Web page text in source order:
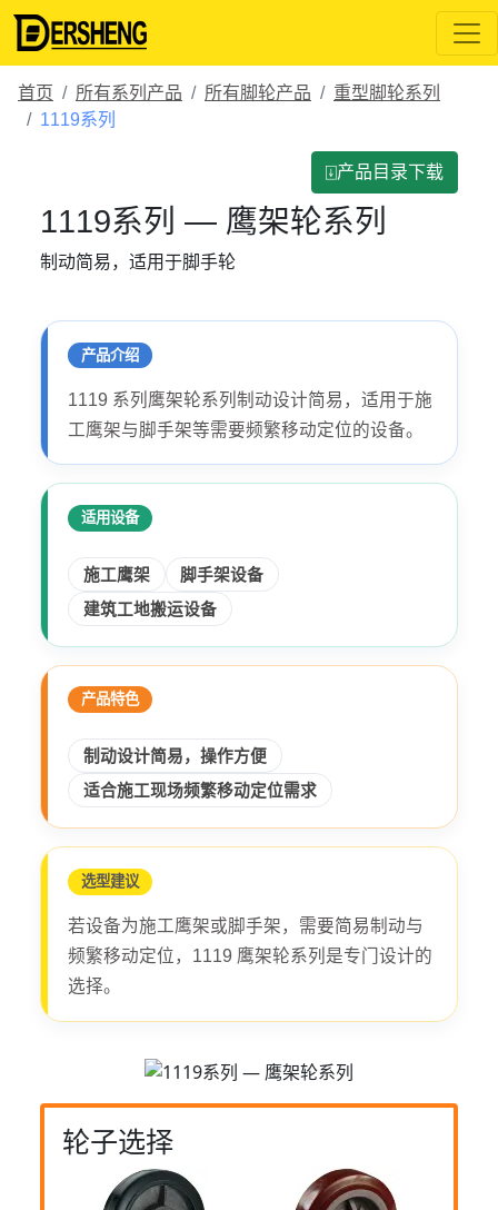
首页 所有系列产品 所有脚轮产品
重型脚轮系列
1119系列
⍗产品目录下载
1119系列 — 鹰架轮系列
制动简易，适用于脚手轮
产品介绍
1119 系列鹰架轮系列制动设计简易，适用于施
工鹰架与脚手架等需要频繁移动定位的设备。
适用设备
施工鹰架
脚手架设备
建筑工地搬运设备
产品特色
制动设计简易，操作方便
适合施工现场频繁移动定位需求
选型建议
若设备为施工鹰架或脚手架，需要简易制动与
频繁移动定位，1119 鹰架轮系列是专门设计的
选择。
轮子选择